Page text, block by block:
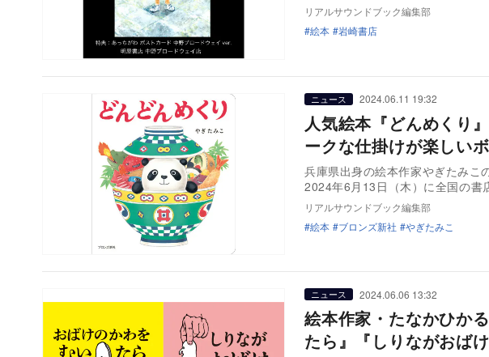
リアルサウンドブック編集部
絵本
岩崎書店
ニュース 2024.06.11 19:32
人気絵本『どんめくり
ークな仕掛けが楽しい
兵庫県出身の絵本作家やぎたみこ
2024年6月13日（木）に全国の
リアルサウンドブック編集部
絵本
ブロンズ新社 やぎたみこ
ニュース 2024.06.06 13:32
絵本作家・たなかひか
たら』『しりながおば